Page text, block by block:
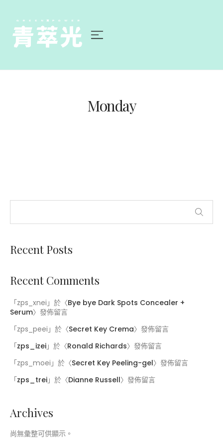
Monday
Recent Posts
Recent Comments
「zps_xnei 」於〈Bye bye Dark Spots Concealer +
Serum〉發佈留言
「zps_peei 」於〈Secret Key Crema〉發佈留言
「zps_izei 」於〈Ronald Richards〉發佈留言
「zps_moei 」於〈Secret Key Peeling-gel〉發佈留言
「zps_trei 」於〈Dianne Russell〉發佈留言
Archives
尚無彙整可供顯示。